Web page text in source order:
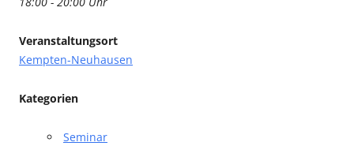
Veranstaltungsort
Kempten-Neuhausen
Kategorien
Seminar